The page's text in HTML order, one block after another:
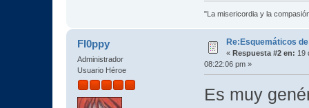
"La misericordia y la
Fl0ppy
Administrador
Usuario Héroe
Re:Esquemáticos
« Respuesta #2 en: 19
08:22:06 pm »
Es muy